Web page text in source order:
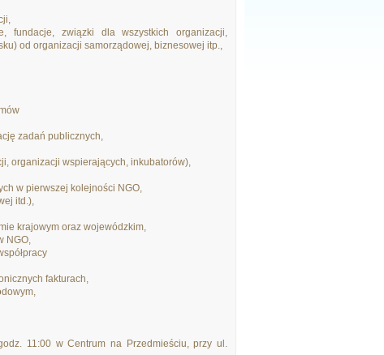
fundacje, związki dla wszystkich organizacji,
od organizacji samorządowej, biznesowej itp.,
zadań publicznych,
organizacji wspierających, inkubatorów),
w pierwszej kolejności NGO,
itd.),
krajowym oraz wojewódzkim,
NGO,
fakturach,
11:00 w Centrum na Przedmieściu, przy ul.